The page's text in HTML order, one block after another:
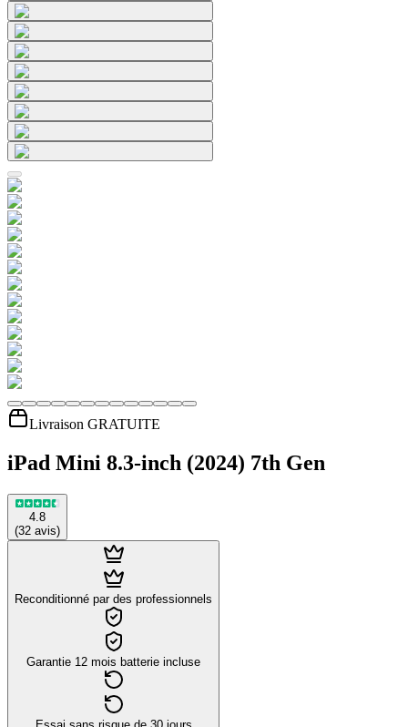
Livraison GRATUITE
iPad Mini 8.3-inch (2024) 7th Gen
4.8
(32 avis)
Reconditionné par des professionnels
Garantie 12 mois batterie incluse